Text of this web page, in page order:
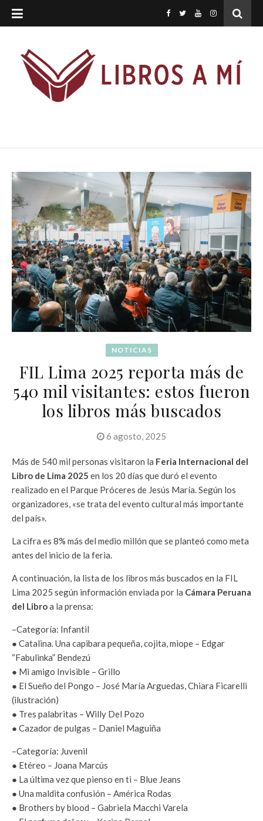
NOTICIAS
FIL Lima 2025 reporta más de
540 mil visitantes: estos fueron
los libros más buscados
6 agosto, 2025
Más de 540 mil personas visitaron la Feria Internacional del
Libro de Lima 2025 en los 20 días que duró el evento
realizado en el Parque Próceres de Jesús María. Según los
organizadores, «se trata del evento cultural más importante
del país».
La cifra es 8% más del medio millón que se planteó como meta
antes del inicio de la feria.
A continuación, la lista de los libros más buscados en la FIL
Lima 2025 según información enviada por la Cámara Peruana
del Libroa la prensa:
–Categoría: Infantil
● Catalina. Una capibara pequeña, cojita, miope – Edgar
“Fabulinka” Bendezú
● Mi amigo Invisible – Grillo
● El Sueño del Pongo – José María Arguedas, Chiara Ficarelli
(ilustración)
● Tres palabritas – Willy Del Pozo
● Cazador de pulgas – Daniel Maguiña
–Categoría: Juvenil
● Etéreo – Joana Marcús
● La última vez que pienso en ti – Blue Jeans
● Una maldita confusión – América Rodas
● Brothers by blood – Gabriela Macchi Varela